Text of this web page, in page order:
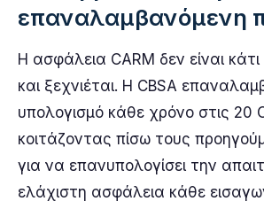
επαναλαμβανόμενη
Η ασφάλεια CARM δεν είναι κάτι
και ξεχνιέται. Η CBSA
υπολογισμό κάθε χρόνο στις 20
κοιτάζοντας πίσω τους
για να επανυπολογίσει την
ελάχιστη ασφάλεια κάθε